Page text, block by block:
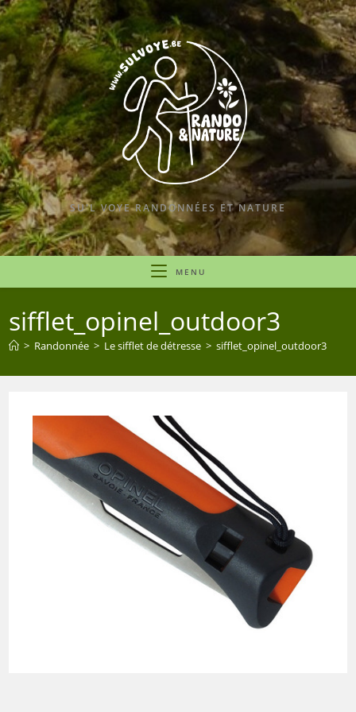
Skip
to
content
SU'L VOYE RANDONNÉES ET NATURE
MENU
sifflet_opinel_outdoor3
> Randonnée > Le sifflet de détresse > sifflet_opinel_outdoor3